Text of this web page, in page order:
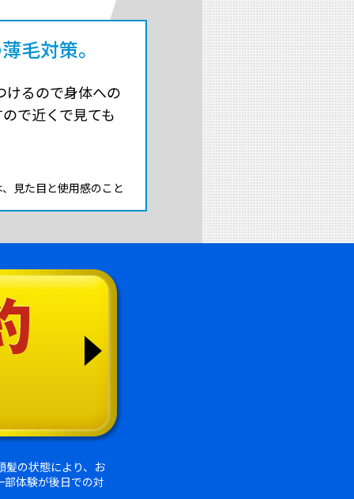
毛対策。
けるので身体への
で近くで見ても
見た目と使用感のこと
の状態により、お
体験が後日での対